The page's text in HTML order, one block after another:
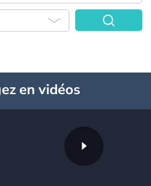
en vidéos